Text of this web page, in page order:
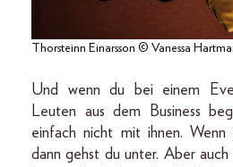
Thorsteinn Einarsson © Vanessa
Und wenn du bei einem
Leuten aus dem Business
einfach nicht mit ihnen.
dann gehst du unter. Aber